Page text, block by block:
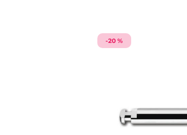
-20 %